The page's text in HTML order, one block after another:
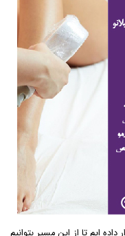
ایم تا از این مسیر بتوانیم